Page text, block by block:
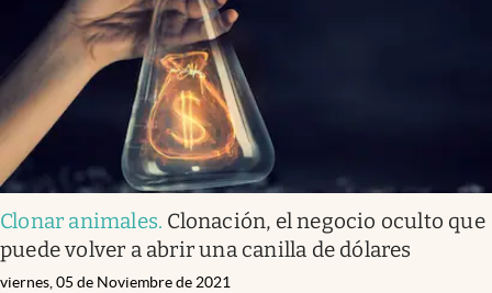
Clonar animales. Clonación, el negocio oculto que
puede volver a abrir una canilla de dólares
viernes, 05 de Noviembre de 2021